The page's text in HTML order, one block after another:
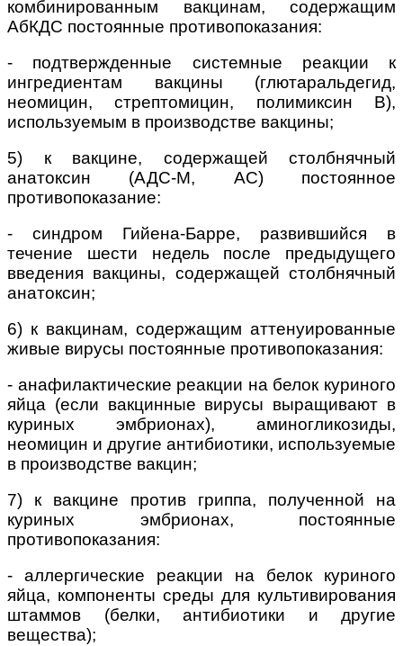
комбинированным вакцинам, содержащим
АбКДС постоянные противопоказания:
- подтвержденные системные реакции к
ингредиентам вакцины (глютаральдегид,
неомицин, стрептомицин, полимиксин В),
используемым в производстве вакцины;
5) к вакцине, содержащей столбнячный
анатоксин (АДС-М, АС) постоянное
противопоказание:
- синдром Гийена-Барре, развившийся в
течение шести недель после предыдущего
введения вакцины, содержащей столбнячный
анатоксин;
6) к вакцинам, содержащим аттенуированные
живые вирусы постоянные противопоказания:
- анафилактические реакции на белок куриного
яйца (если вакцинные вирусы выращивают в
куриных эмбрионах), аминогликозиды,
неомицин и другие антибиотики, используемые
в производстве вакцин;
7) к вакцине против гриппа, полученной на
куриных эмбрионах, постоянные
противопоказания:
- аллергические реакции на белок куриного
яйца, компоненты среды для культивирования
штаммов (белки, антибиотики и другие
вещества);